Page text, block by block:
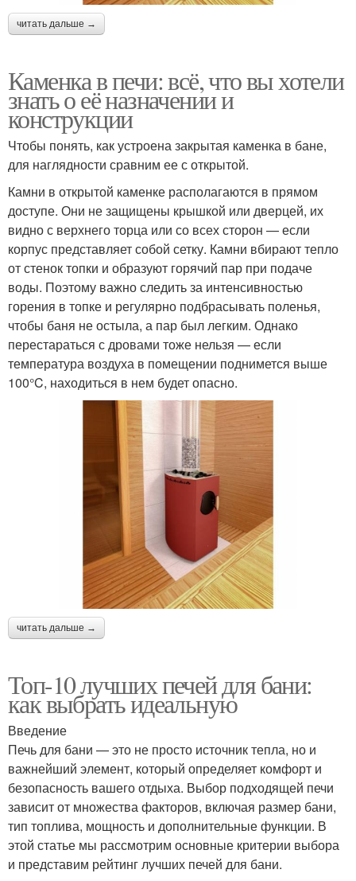
читать дальше →
Каменка в печи: всё, что вы хотели
знать о её назначении и
конструкции
Чтобы понять, как устроена закрытая каменка в бане,
для наглядности сравним ее с открытой.
Камни в открытой каменке располагаются в прямом
доступе. Они не защищены крышкой или дверцей, их
видно с верхнего торца или со всех сторон — если
корпус представляет собой сетку. Камни вбирают тепло
от стенок топки и образуют горячий пар при подаче
воды. Поэтому важно следить за интенсивностью
горения в топке и регулярно подбрасывать поленья,
чтобы баня не остыла, а пар был легким. Однако
перестараться с дровами тоже нельзя — если
температура воздуха в помещении поднимется выше
100°C, находиться в нем будет опасно.
читать дальше →
Топ-10 лучших печей для бани:
как выбрать идеальную
Введение
Печь для бани — это не просто источник тепла, но и
важнейший элемент, который определяет комфорт и
безопасность вашего отдыха. Выбор подходящей печи
зависит от множества факторов, включая размер бани,
тип топлива, мощность и дополнительные функции. В
этой статье мы рассмотрим основные критерии выбора
и представим рейтинг лучших печей для бани.